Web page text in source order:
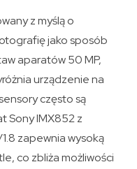
z myślą o
jako sposób
aparatów 50 MP,
urządzenie na
często są
Sony IMX852 z
zapewnia wysoką
co zbliża możliwości